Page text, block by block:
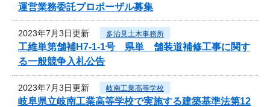
運営業務委託プロポーザル募集
2023年7月3日更新 多治見土木事務所
工維単第舗補H7-1-1号 県単 舗装道補修工事に関す
る一般競争入札公告
2023年7月3日更新 岐南工業高等学校
岐阜県立岐南工業高等学校で実施する建築基準法第12